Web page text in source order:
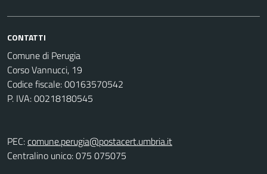
CONTATTI
Comune di Perugia
Corso Vannucci, 19
Codice fiscale: 00163570542
P. IVA: 00218180545
PEC:comune.perugia@postacert.umbria.it
Centralino unico: 075 075075